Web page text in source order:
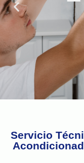
Servicio